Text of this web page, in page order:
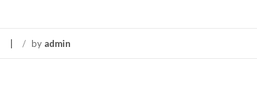
/ by admin